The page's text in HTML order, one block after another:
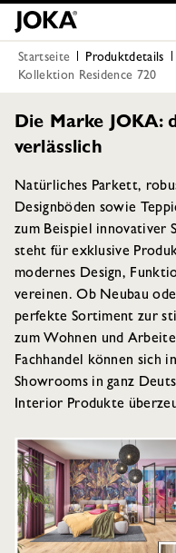
Startseite Produktdetails
Kollektion Residence 720
Die Marke JOKA:
verlässlich
Natürliches Parkett,
Designböden sowie
zum Beispiel innovativer
steht für exklusive
modernes Design,
vereinen. Ob Neubau
perfekte Sortiment zur
zum Wohnen und
Fachhandel können sich
Showrooms in ganz
Interior Produkte